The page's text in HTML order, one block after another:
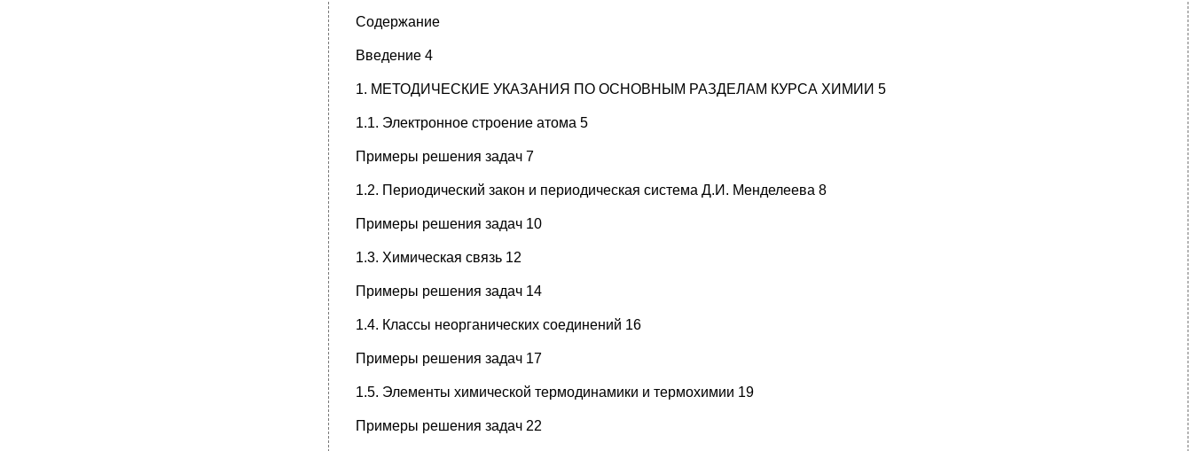
Содержание
Введение 4
1. МЕТОДИЧЕСКИЕ УКАЗАНИЯ ПО ОСНОВНЫМ РАЗДЕЛАМ КУРСА ХИМИИ 5
1.1. Электронное строение атома 5
Примеры решения задач 7
1.2. Периодический закон и периодическая система Д.И. Менделеева 8
Примеры решения задач 10
1.3. Химическая связь 12
Примеры решения задач 14
1.4. Классы неорганических соединений 16
Примеры решения задач 17
1.5. Элементы химической термодинамики и термохимии 19
Примеры решения задач 22